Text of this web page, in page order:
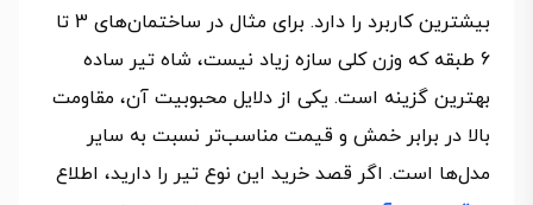
بیشترین کاربرد را دارد. برای مثال در ساختمان‌های 3 تا
6 طبقه که وزن کلی سازه زیاد نیست، شاه تیر ساده
بهترین گزینه است. یکی از دلایل محبوبیت آن، مقاومت
بالا در برابر خمش و قیمت مناسب‌تر نسبت به سایر
مدل‌ها است. اگر قصد خرید این نوع تیر را دارید، اطلاع